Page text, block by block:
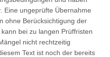
Eine ungeprüfte Übernahme
ohne Berücksichtigung der
bei zu langen Prüffristen
nicht rechtzeitig
Text ist noch der bereits